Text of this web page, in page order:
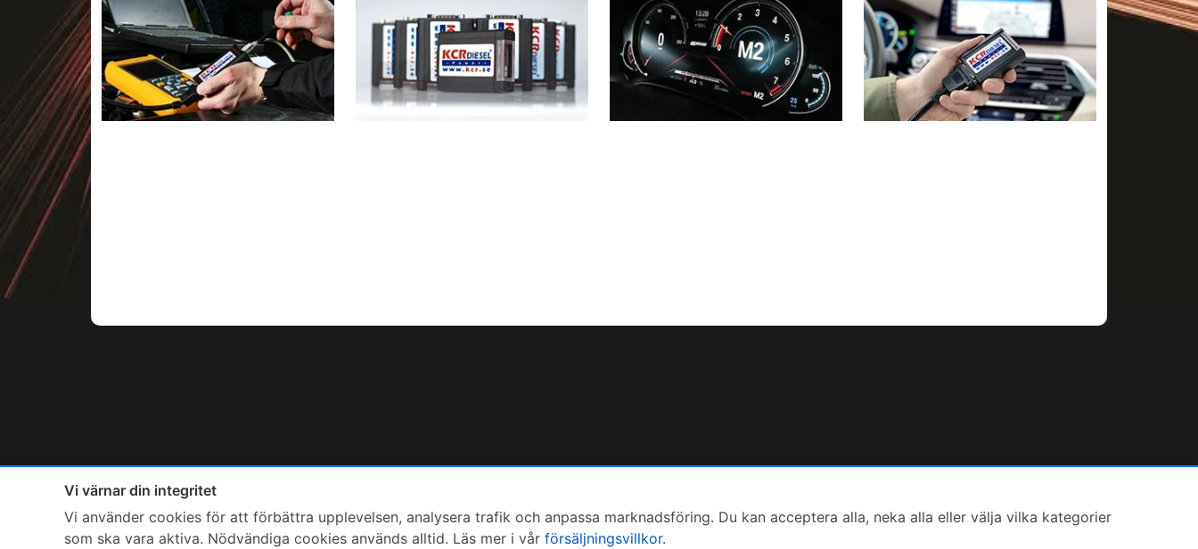
Vi värnar din integritet
Vi använder cookies för att förbättra upplevelsen, analysera trafik och anpassa marknadsföring. Du kan acceptera alla, neka alla eller välja vilka kategorier
som ska vara aktiva. Nödvändiga cookies används alltid. Läs mer i vår försäljningsvillkor.